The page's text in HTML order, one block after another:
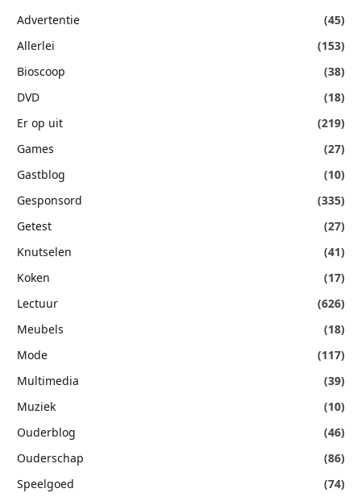
Advertentie
(45)
Allerlei
(153)
Bioscoop
(38)
DVD
(18)
Er op uit
(219)
Games
(27)
Gastblog
(10)
Gesponsord
(335)
Getest
(27)
Knutselen
(41)
Koken
(17)
Lectuur
(626)
Meubels
(18)
Mode
(117)
Multimedia
(39)
Muziek
(10)
Ouderblog
(46)
Ouderschap
(86)
Speelgoed
(74)